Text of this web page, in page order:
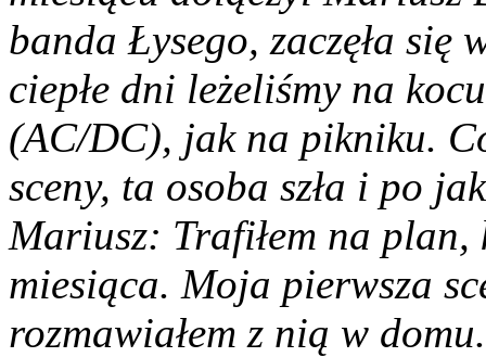
banda Łysego, zaczęła się
ciepłe dni leżeliśmy na
(AC/DC), jak na pikniku.
sceny, ta osoba szła i po
Mariusz: Trafiłem na plan,
miesiąca. Moja pierwsza
rozmawiałem z nią w